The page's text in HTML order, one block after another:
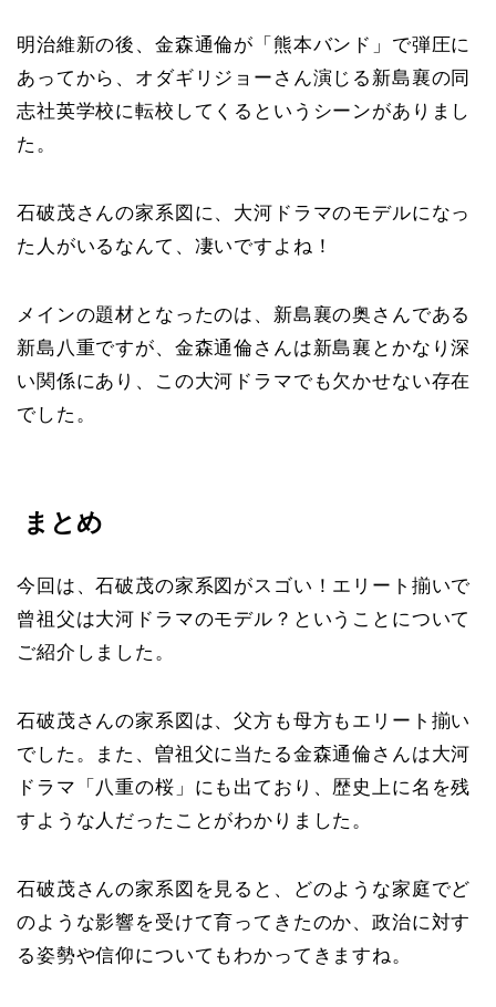
明治維新の後、金森通倫が「熊本バンド」で弾圧に
あってから、オダギリジョーさん演じる新島襄の同
志社英学校に転校してくるというシーンがありまし
た。
石破茂さんの家系図に、大河ドラマのモデルになっ
た人がいるなんて、凄いですよね！
メインの題材となったのは、新島襄の奥さんである
新島八重ですが、金森通倫さんは新島襄とかなり深
い関係にあり、この大河ドラマでも欠かせない存在
でした。
まとめ
今回は、石破茂の家系図がスゴい！エリート揃いで
曾祖父は大河ドラマのモデル？ということについて
ご紹介しました。
石破茂さんの家系図は、父方も母方もエリート揃い
でした。また、曽祖父に当たる金森通倫さんは大河
ドラマ「八重の桜」にも出ており、歴史上に名を残
すような人だったことがわかりました。
石破茂さんの家系図を見ると、どのような家庭でど
のような影響を受けて育ってきたのか、政治に対す
る姿勢や信仰についてもわかってきますね。